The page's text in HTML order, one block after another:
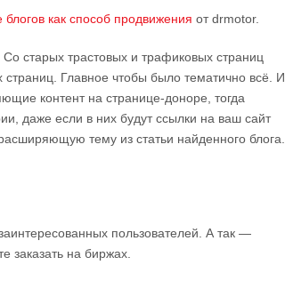
как способ продвижения от drmotor.
старых трастовых и трафиковых страниц
страниц. Главное чтобы было тематично всё. И
контент на странице-доноре, тогда
даже если в них будут ссылки на ваш сайт
тему из статьи найденного блога.
пользователей. А так —
заказать на биржах.